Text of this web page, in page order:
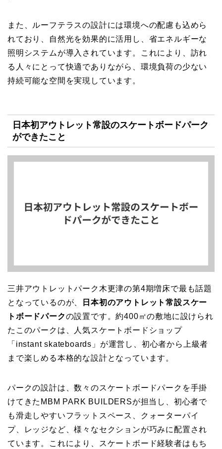
また、ルーフテラスの設計には環境への配慮も込めら
れており、自然光を効果的に活用し、省エネルギーな
照明システムが導入されています。これにより、訪れ
る人々にとって快適でありながら、環境負荷の少ない
持続可能な空間を実現しています。
日本初アウトレット常設のスケートボードパーク
ができたこと
三井アウトレットパーク木更津の第4期増床で最も話題
となっているのが、
日本初のアウトレット常設スケー
トボードパークの設置です。約400㎡の敷地に設けられ
たこのパークは、人気スケートボードショップ
「instant skateboards」が運営し、初心者から上級者
まで楽しめる本格的な設計となっています。
パークの設計は、数々のスケートボードパークを手掛
けてきたMBM PARK BUILDERSが担当し、初心者で
も滑走しやすいフラットスペース、クォーターパイ
プ、レッジなど、様々なセクションが巧みに配置され
ています。これにより、スケートボード経験者はもち